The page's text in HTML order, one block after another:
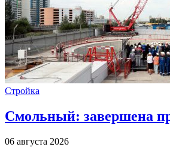
Стройка
Смольный: завершена
06 августа 2026